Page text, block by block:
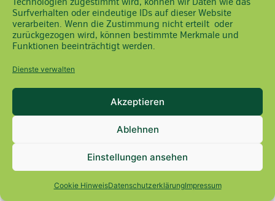
Surfverhalten oder eindeutige IDs auf dieser Website
verarbeiten. Wenn die Zustimmung nicht erteilt oder
zurückgezogen wird, können bestimmte Merkmale und
Funktionen beeinträchtigt werden.
Dienste verwalten
Akzeptieren
Ablehnen
Einstellungen ansehen
Cookie HinweisDatenschutzerklärungImpressum